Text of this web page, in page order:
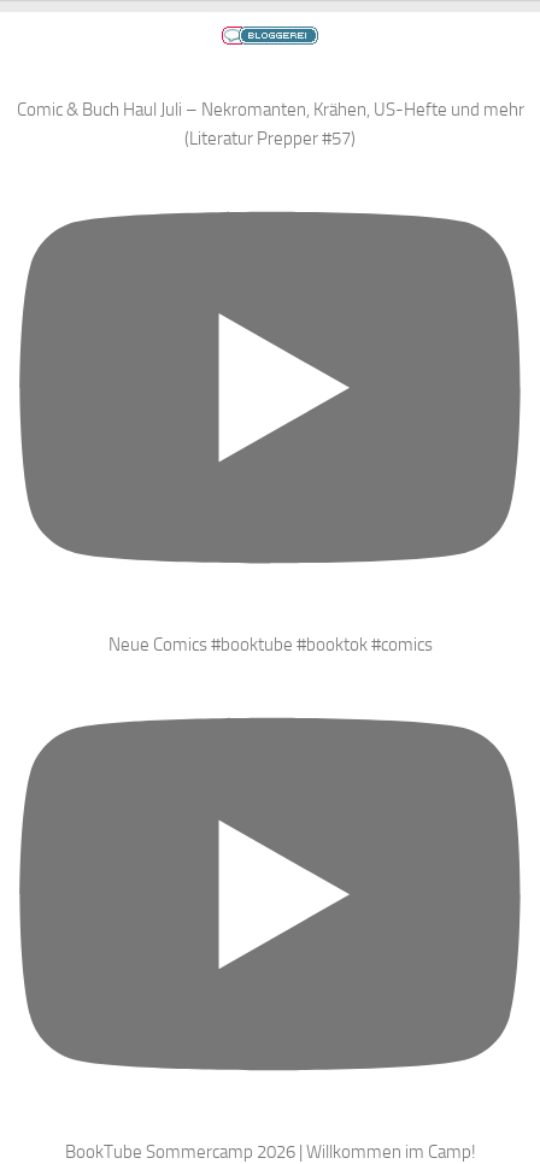
Comic & Buch Haul Juli – Nekromanten, Krähen, US-Hefte und mehr
(Literatur Prepper #57)
Neue Comics #booktube #booktok #comics
BookTube Sommercamp 2026 | Willkommen im Camp!